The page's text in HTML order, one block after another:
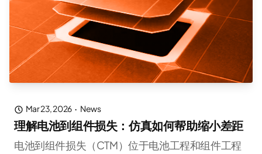
Mar 23, 2026 · News
理解电池到组件损失：仿真如何帮助缩小差距
电池到组件损失（CTM）位于电池工程和组件工程